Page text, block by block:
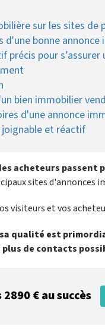
sur les sites de
bonne annonce
précis pour
bien immobilier
d'une annonce
joignable et réactif
acheteurs passent
sites d'annonces
visiteurs et vos
sa qualité est
de contacts
€ au succès